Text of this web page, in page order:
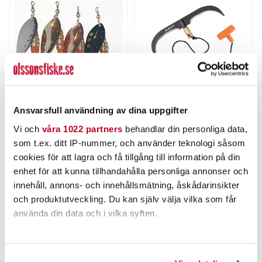
Ansvarsfull användning av dina uppgifter
Vi och våra 1022 partners behandlar din personliga data,
som t.ex. ditt IP-nummer, och använder teknologi såsom
cookies för att lagra och få tillgång till information på din
enhet för att kunna tillhandahålla personliga annonser och
innehåll, annons- och innehållsmätning, åskådarinsikter
och produktutveckling. Du kan själv välja vilka som får
använda din data och i vilka syften.
MYRAN
TONI spinnare 12g
Nuvarande pris:
64,00 kr Tidigare pris:
79,00 kr
64,00 kr
79,00 kr
FINNS I LAGER.
LÄS MER
MIKADO
Mikado Weed Cutter
Double With 10m Line
Nuvarande pris:
129,00 krTidigare pris:
143,00 kr
129,00 kr
143,00 kr
4 ST
LÄGG I VARUKORGEN